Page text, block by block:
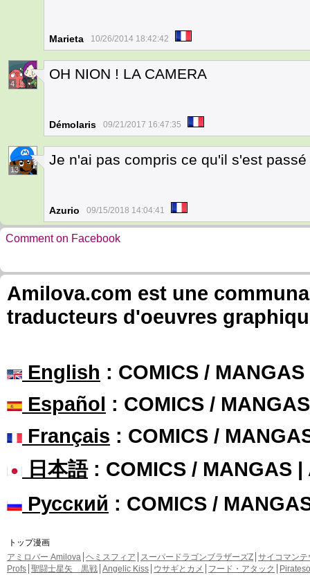
Marieta 10/26/2014 18:42:42
4
OH NION ! LA CAMERA
Démolaris 09/21/2017 16:47:35
13
Je n'ai pas compris ce qu'il s'est
Azurio 09/15/2018 14:04:41
Comment on Facebook
Amilova.com est une
traducteurs d'oeuvres
English : COMICS /
Español : COMICS /
Français : COMICS /
日本語: COMICS / MANGAS |
Русский : COMICS /
トップ漫画
アミロバー Amilova ヘミスフィア スーパードラゴンブラザーズZ サイコマンテ
Profs 聖闘士星矢 黒戦 Angelic Kiss ウサギとカメ フード・アタック